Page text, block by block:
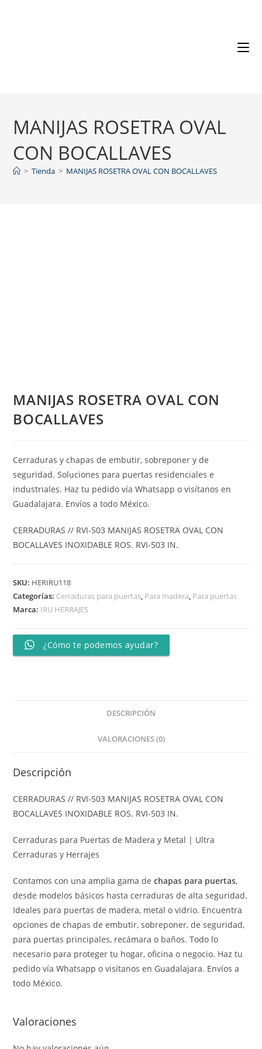
MANIJAS ROSETRA OVAL
CON BOCALLAVES
> Tienda > MANIJAS ROSETRA OVAL CON BOCALLAVES
MANIJAS ROSETRA OVAL CON
BOCALLAVES
Cerraduras y chapas de embutir, sobreponer y de
seguridad. Soluciones para puertas residenciales e
industriales. Haz tu pedido vía Whatsapp o visítanos en
Guadalajara. Envíos a todo México.
CERRADURAS // RVI-503 MANIJAS ROSETRA OVAL CON
BOCALLAVES INOXIDABLE ROS. RVI-503 IN.
SKU: HERIRU118
Categorías: Cerraduras para puertas, Para madera, Para puertas
Marca: IRU HERRAJES
¿Cómo te podemos ayudar?
DESCRIPCIÓN
VALORACIONES (0)
Descripción
CERRADURAS // RVI-503 MANIJAS ROSETRA OVAL CON
BOCALLAVES INOXIDABLE ROS. RVI-503 IN.
Cerraduras para Puertas de Madera y Metal | Ultra
Cerraduras y Herrajes
Contamos con una amplia gama dechapas para puertas,
desde modelos básicos hasta cerraduras de alta seguridad.
Ideales para puertas de madera, metal o vidrio. Encuentra
opciones de chapas de embutir, sobreponer, de seguridad,
para puertas principales, recámara o baños. Todo lo
necesario para proteger tu hogar, oficina o negocio. Haz tu
pedido vía Whatsapp o visítanos en Guadalajara. Envíos a
todo México.
Valoraciones